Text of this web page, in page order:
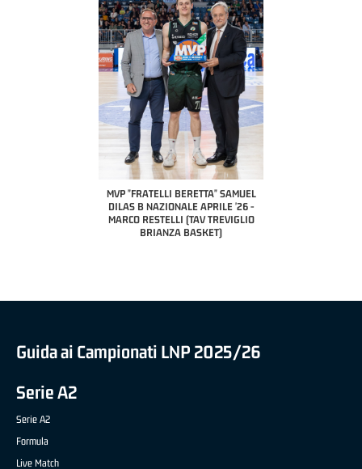
MVP "FRATELLI BERETTA" SAMUEL
DILAS B NAZIONALE APRILE '26 -
MARCO RESTELLI (TAV TREVIGLIO
BRIANZA BASKET)
Guida ai Campionati LNP 2025/26
Serie A2
Serie A2
Formula
Live Match